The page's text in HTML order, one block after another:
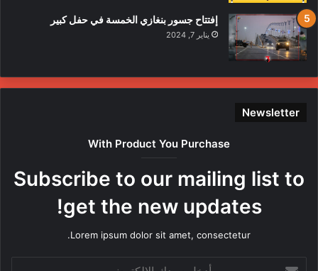
إفتتاح جسور بنغازي الخمسة في حفل كبير
يناير 7, 2024
Newsletter
With Product You Purchase
Subscribe to our mailing list to
get the new updates!
Lorem ipsum dolor sit amet, consectetur.